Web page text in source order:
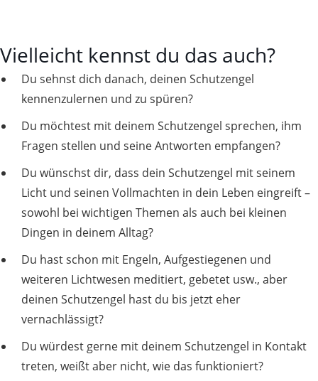
Vielleicht kennst du das auch?
Du sehnst dich danach, deinen Schutzengel
kennenzulernen und zu spüren?
Du möchtest mit deinem Schutzengel sprechen, ihm
Fragen stellen und seine Antworten empfangen?
Du wünschst dir, dass dein Schutzengel mit seinem
Licht und seinen Vollmachten in dein Leben eingreift –
sowohl bei wichtigen Themen als auch bei kleinen
Dingen in deinem Alltag?
Du hast schon mit Engeln, Aufgestiegenen und
weiteren Lichtwesen meditiert, gebetet usw., aber
deinen Schutzengel hast du bis jetzt eher
vernachlässigt?
Du würdest gerne mit deinem Schutzengel in Kontakt
treten, weißt aber nicht, wie das funktioniert?